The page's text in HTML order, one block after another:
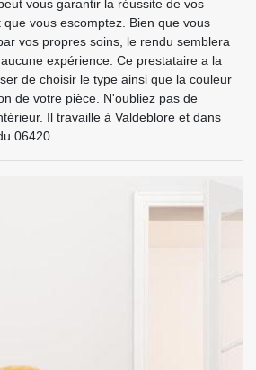
vous garantir la réussite de vos
vous escomptez. Bien que vous
vos propres soins, le rendu semblera
expérience. Ce prestataire a la
de choisir le type ainsi que la couleur
de votre pièce. N'oubliez pas de
Il travaille à Valdeblore et dans
06420.